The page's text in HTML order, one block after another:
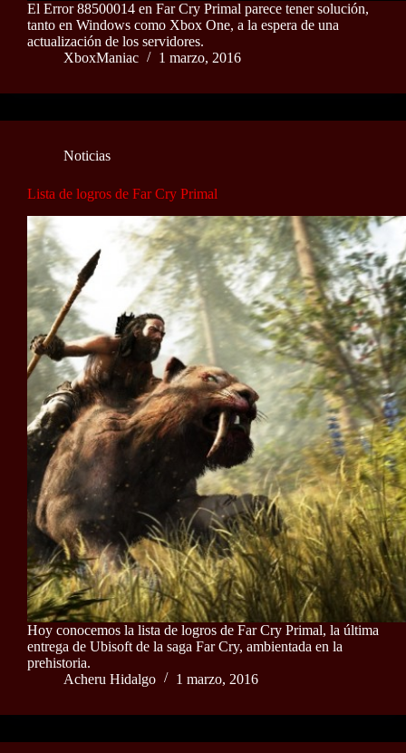
El Error 88500014 en Far Cry Primal parece tener solución,
tanto en Windows como Xbox One, a la espera de una
actualización de los servidores.
XboxManiac
1 marzo, 2016
Noticias
Lista de logros de Far Cry Primal
Hoy conocemos la lista de logros de Far Cry Primal, la última
entrega de Ubisoft de la saga Far Cry, ambientada en la
prehistoria.
Acheru Hidalgo
1 marzo, 2016